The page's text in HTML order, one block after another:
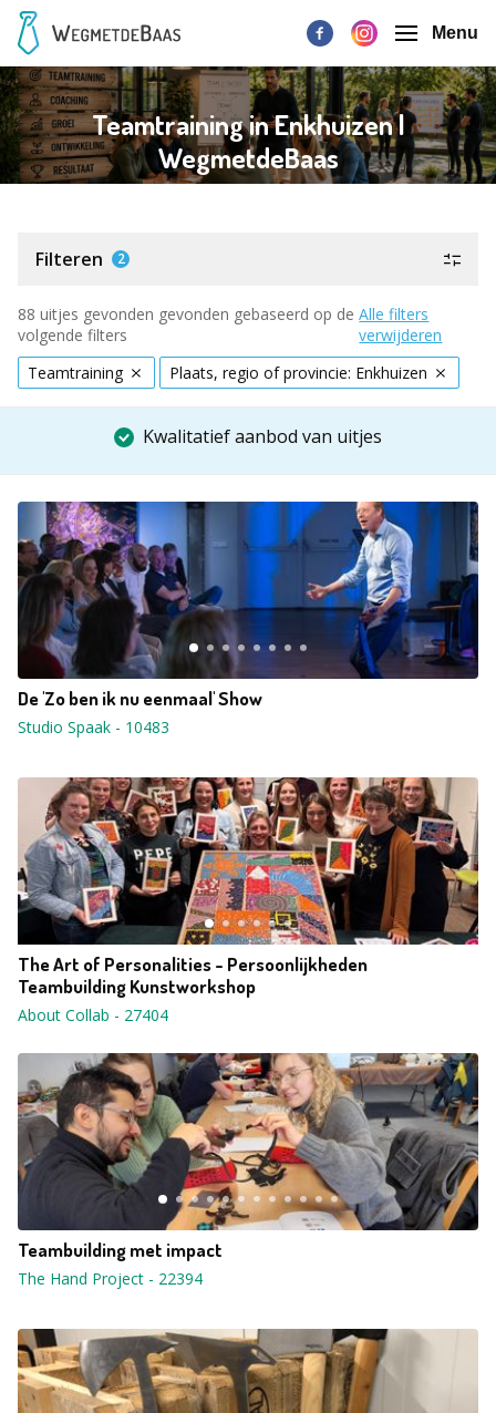
Menu
Teamtraining in Enkhuizen |
WegmetdeBaas
Filteren 2
88 uitjes gevonden gevonden gebaseerd op de
volgende filters
Alle filters
verwijderen
Teamtraining
Plaats, regio of provincie: Enkhuizen
Kwalitatief aanbod van uitjes
De 'Zo ben ik nu eenmaal' Show
Studio Spaak - 10483
The Art of Personalities - Persoonlijkheden
Teambuilding Kunstworkshop
About Collab - 27404
Teambuilding met impact
The Hand Project - 22394